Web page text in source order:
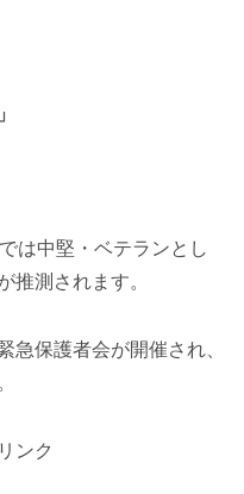
は中堅・ベテランとし
推測されます。
急保護者会が開催され、
ンク